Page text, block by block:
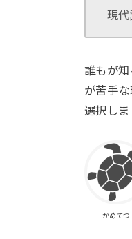
現代
誰もが
が苦手
選択しま
かめてつ